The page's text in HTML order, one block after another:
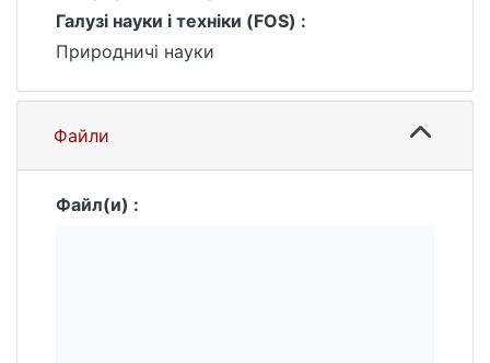
також найкращий період часу для їх
відвідування та вивчення на основі
об’єктів.
Галузі науки і техніки (FOS) :
Природничі науки
Файли
Файл(и) :